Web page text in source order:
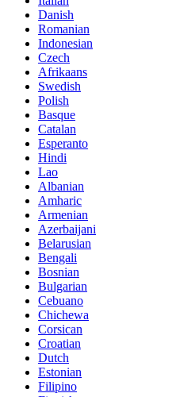
Danish
Romanian
Indonesian
Czech
Afrikaans
Swedish
Polish
Basque
Catalan
Esperanto
Hindi
Lao
Albanian
Amharic
Armenian
Azerbaijani
Belarusian
Bengali
Bosnian
Bulgarian
Cebuano
Chichewa
Corsican
Croatian
Dutch
Estonian
Filipino